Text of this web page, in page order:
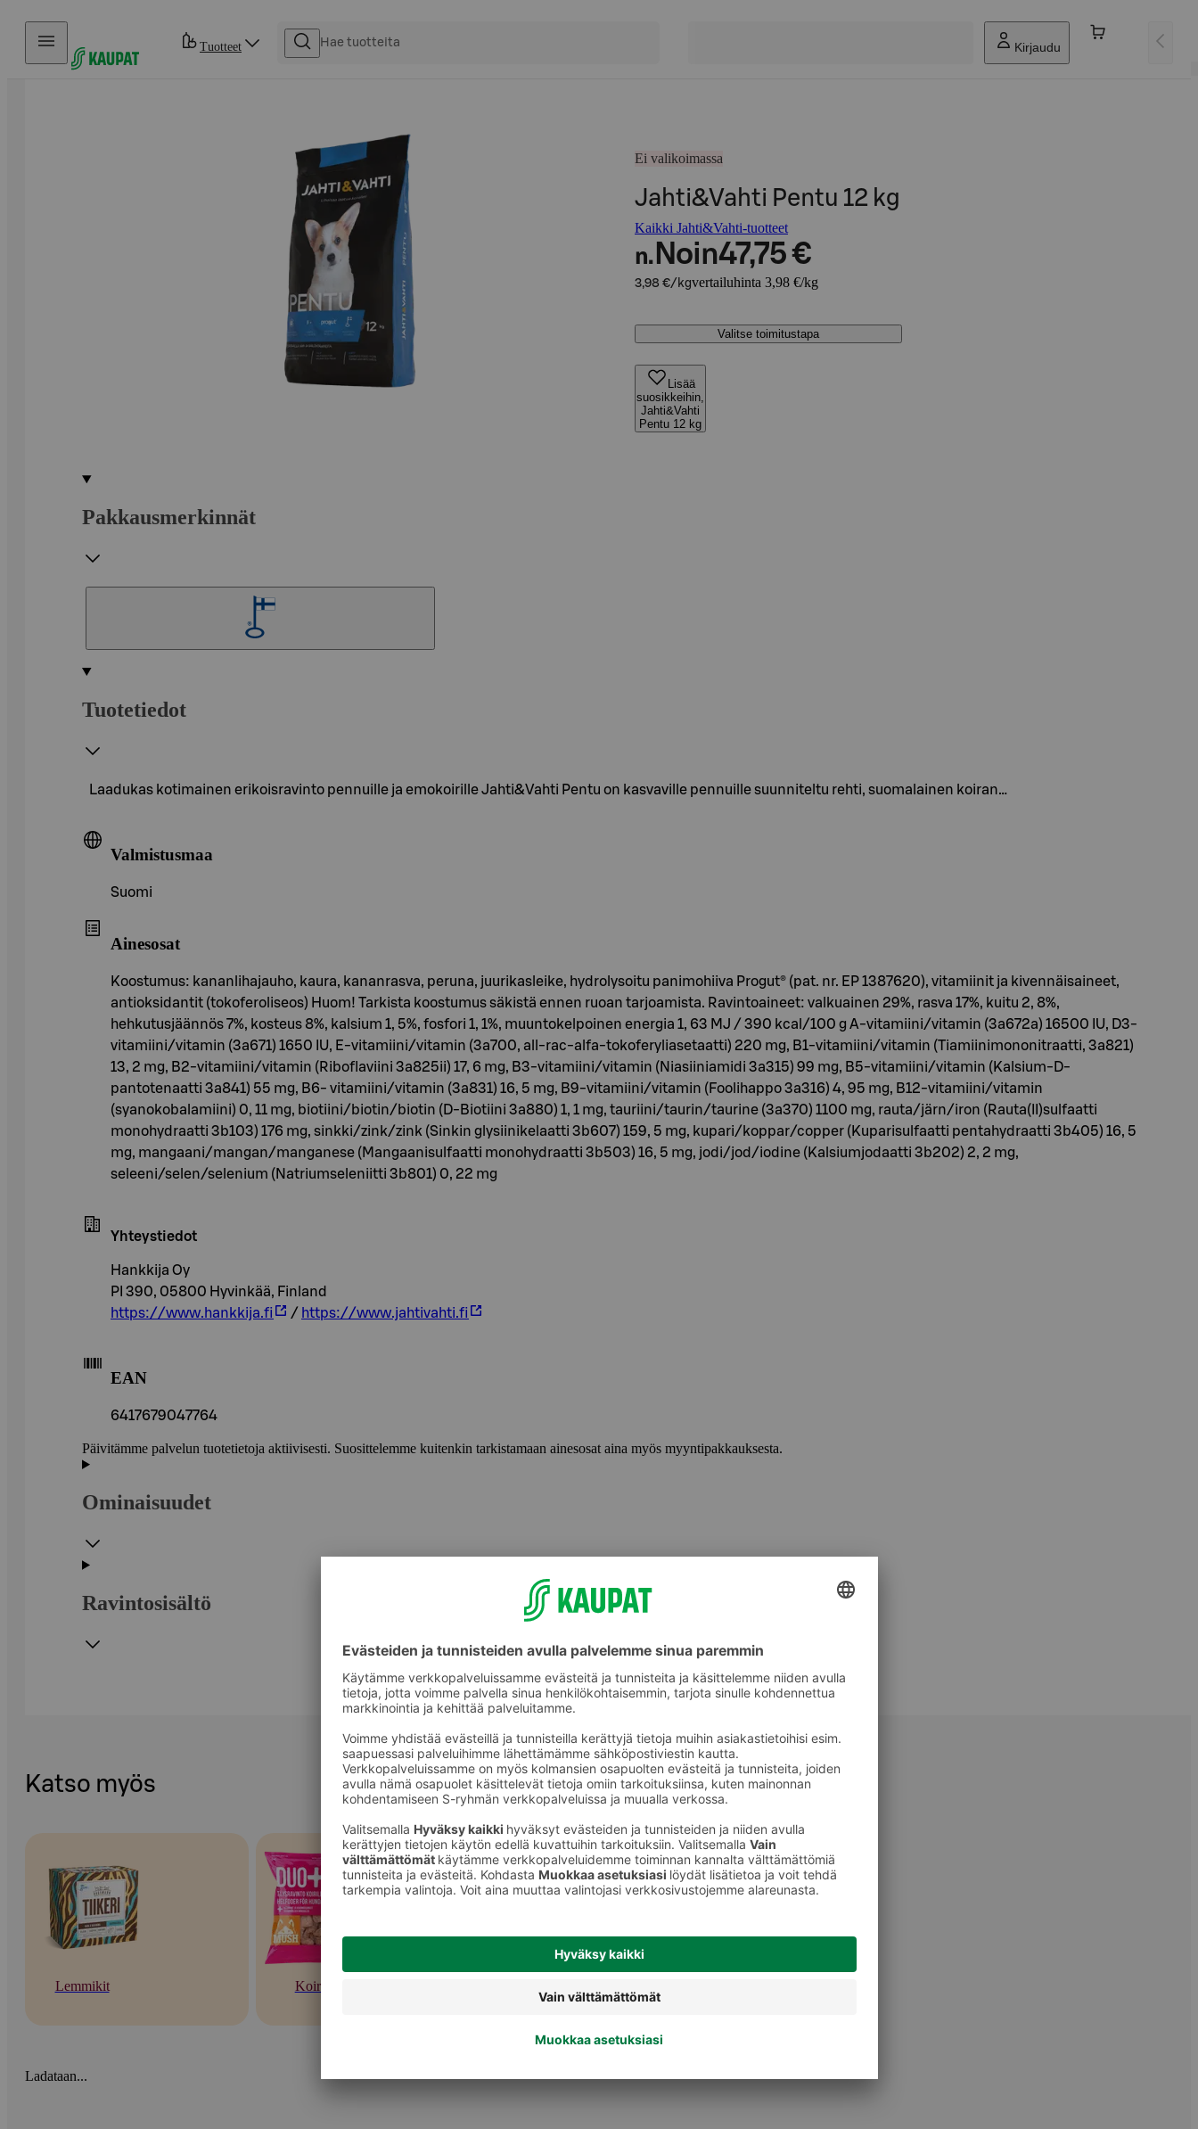
Hyppää sisältöön
Tuotteet Kirjaudu
Ei valikoimassa
Jahti&Vahti Pentu 12 kg
Kaikki Jahti&Vahti-tuotteet
n. Noin47,75 €
3,98 €/kgvertailuhinta 3,98 €/kg
Valitse toimitustapa
Lisää
suosikkeihin,
Jahti&Vahti
Pentu 12 kg
Pakkausmerkinnät
Tuotetiedot
Laadukas kotimainen erikoisravinto pennuille ja emokoirille Jahti&Vahti Pentu on kasvaville pennuille suunniteltu rehti, suomalainen koiran…
Valmistusmaa
Suomi
Ainesosat
Koostumus: kananlihajauho, kaura, kananrasva, peruna, juurikasleike, hydrolysoitu panimohiiva Progut® (pat. nr. EP 1387620), vitamiinit ja kivennäisaineet,
antioksidantit (tokoferoliseos) Huom! Tarkista koostumus säkistä ennen ruoan tarjoamista. Ravintoaineet: valkuainen 29%, rasva 17%, kuitu 2, 8%,
hehkutusjäännös 7%, kosteus 8%, kalsium 1, 5%, fosfori 1, 1%, muuntokelpoinen energia 1, 63 MJ / 390 kcal/100 g A-vitamiini/vitamin (3a672a) 16500 IU, D3-
vitamiini/vitamin (3a671) 1650 IU, E-vitamiini/vitamin (3a700, all-rac-alfa-tokoferyliasetaatti) 220 mg, B1-vitamiini/vitamin (Tiamiinimononitraatti, 3a821)
13, 2 mg, B2-vitamiini/vitamin (Riboflaviini 3a825ii) 17, 6 mg, B3-vitamiini/vitamin (Niasiiniamidi 3a315) 99 mg, B5-vitamiini/vitamin (Kalsium-D-
pantotenaatti 3a841) 55 mg, B6- vitamiini/vitamin (3a831) 16, 5 mg, B9-vitamiini/vitamin (Foolihappo 3a316) 4, 95 mg, B12-vitamiini/vitamin
(syanokobalamiini) 0, 11 mg, biotiini/biotin/biotin (D-Biotiini 3a880) 1, 1 mg, tauriini/taurin/taurine (3a370) 1100 mg, rauta/järn/iron (Rauta(II)sulfaatti
monohydraatti 3b103) 176 mg, sinkki/zink/zink (Sinkin glysiinikelaatti 3b607) 159, 5 mg, kupari/koppar/copper (Kuparisulfaatti pentahydraatti 3b405) 16, 5
mg, mangaani/mangan/manganese (Mangaanisulfaatti monohydraatti 3b503) 16, 5 mg, jodi/jod/iodine (Kalsiumjodaatti 3b202) 2, 2 mg,
seleeni/selen/selenium (Natriumseleniitti 3b801) 0, 22 mg
Yhteystiedot
Hankkija Oy
PI 390, 05800 Hyvinkää, Finland
https://www.hankkija.fi
/ https://www.jahtivahti.fi
EAN
6417679047764
Päivitämme palvelun tuotetietoja aktiivisesti. Suosittelemme kuitenkin tarkistamaan ainesosat aina myös myyntipakkauksesta.
Ominaisuudet
Ravintosisältö
Katso myös
Lemmikit Koirat
Ladataan...